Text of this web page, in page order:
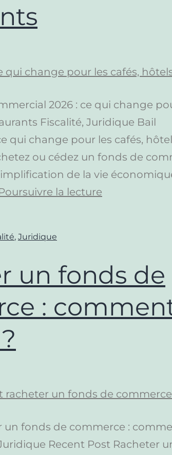
2026 : ce qui change
Fiscalité, Juridique Bail
qui change pour les cafés,
ou cédez un fonds de
de la vie
la lecture
, Juridique
un fonds de
:
un fonds de commerce :
Recent Post Racheter